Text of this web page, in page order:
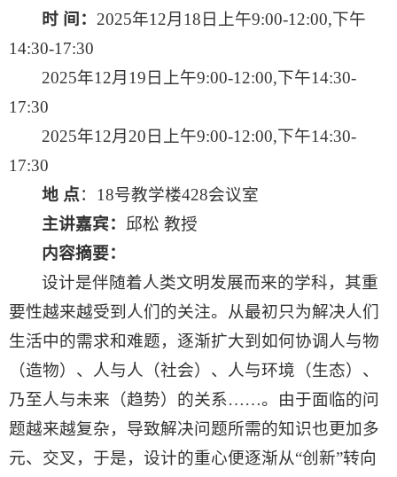
时 间： 2025年12月18日上午9:00-12:00,下午
14:30-17:30
2025年12月19日上午9:00-12:00,下午14:30-
17:30
2025年12月20日上午9:00-12:00,下午14:30-
17:30
地 点：18号教学楼428会议室
主讲嘉宾： 邱松 教授
内容摘要：
设计是伴随着人类文明发展而来的学科，其重
要性越来越受到人们的关注。从最初只为解决人们
生活中的需求和难题，逐渐扩大到如何协调人与物
（造物）、人与人（社会）、人与环境（生态）、
乃至人与未来（趋势）的关系……。由于面临的问
题越来越复杂，导致解决问题所需的知识也更加多
元、交叉，于是，设计的重心便逐渐从“创新”转向